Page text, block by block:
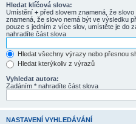
Hledat klíčová slova:
Umístění + před slovem znamená, že
znamená, že slovo nemá být ve výsledku
pouze s jedním z více slov, umístěte je do
nahradíte část slova
Hledat všechny výrazy nebo přesnou
Hledat kterýkoliv z výrazů
Vyhledat autora:
Zadáním * nahradíte část slova
NASTAVENÍ VYHLEDÁVÁNÍ